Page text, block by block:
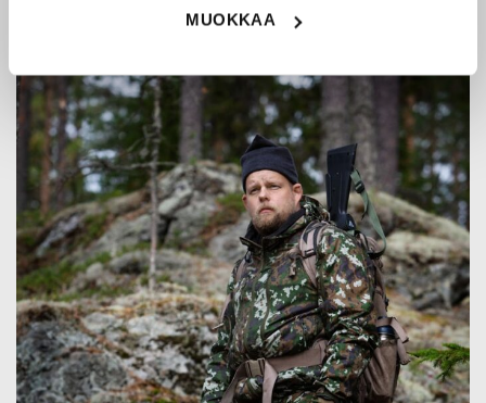
MUOKKAA